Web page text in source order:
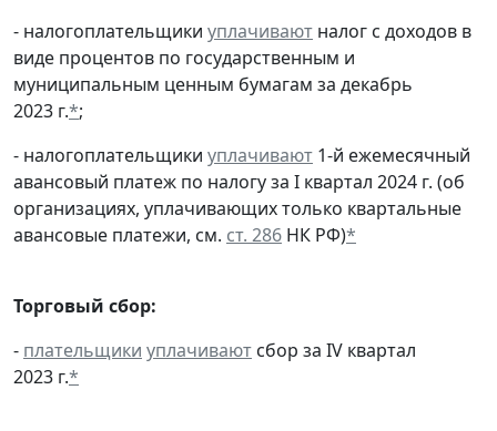
- налогоплательщики уплачивают налог с доходов в
виде процентов по государственным и
муниципальным ценным бумагам за декабрь
2023 г.*;
- налогоплательщики уплачивают 1-й ежемесячный
авансовый платеж по налогу за I квартал 2024 г. (об
организациях, уплачивающих только квартальные
авансовые платежи, см. ст. 286 НК РФ)*
Торговый сбор:
- плательщики уплачивают сбор за IV квартал
2023 г.*